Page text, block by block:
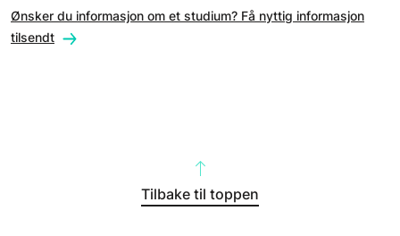
Ønsker du informasjon om et studium? Få nyttig informasjon
tilsendt
Tilbake til toppen